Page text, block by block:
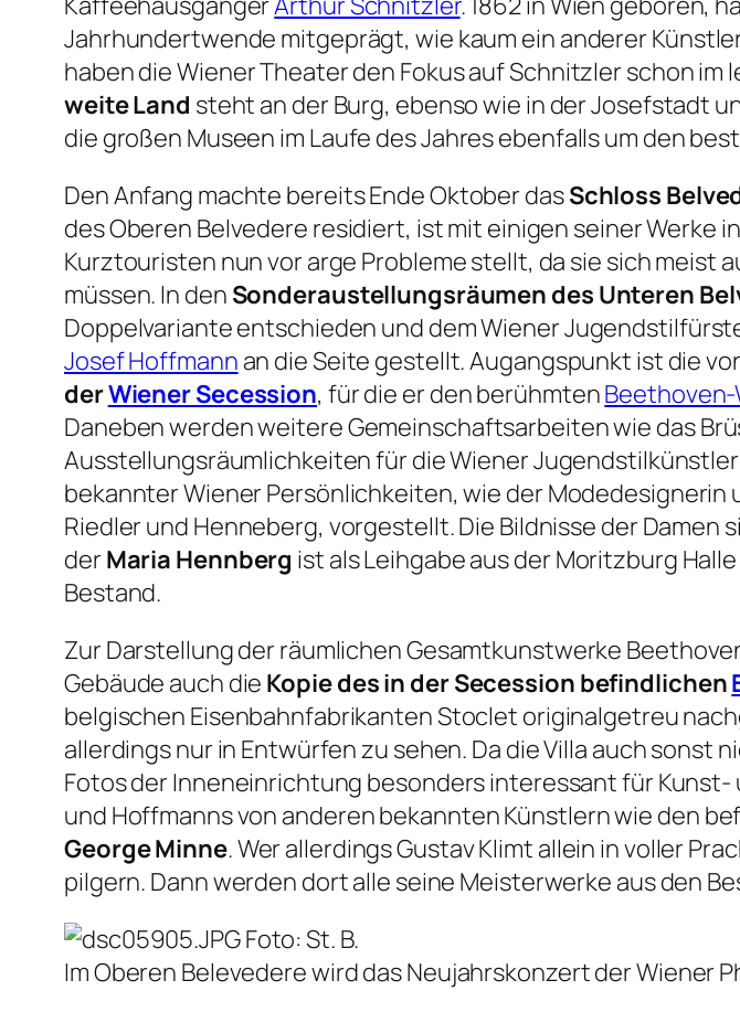
Jahrhundertwende mitgeprägt, wie kaum ein anderer
haben die Wiener Theater den Fokus auf Schnitzler schon
weite Land steht an der Burg, ebenso wie in der Josefstadt
die großen Museen im Laufe des Jahres ebenfalls um den
Den Anfang machte bereits Ende Oktober dasSchloss
des Oberen Belvedere residiert, ist mit einigen seiner Werke
Kurztouristen nun vor arge Probleme stellt, da sie sich
müssen. In den Sonderaustellungsräumen des Unteren
Doppelvariante entschieden und dem Wiener
Josef Hoffmann an die Seite gestellt. Augangspunkt ist die
derWiener Secession, für die er den berühmten
Daneben werden weitere Gemeinschaftsarbeiten wie das
Ausstellungsräumlichkeiten für die Wiener
bekannter Wiener Persönlichkeiten, wie der
Riedler und Henneberg, vorgestellt. Die Bildnisse der
der Maria Hennberg ist als Leihgabe aus der Moritzburg
Bestand.
Zur Darstellung der räumlichen Gesamtkunstwerke
Gebäude auch die Kopie des in der Secession befindlichen
belgischen Eisenbahnfabrikanten Stoclet originalgetreu
allerdings nur in Entwürfen zu sehen. Da die Villa auch
Fotos der Inneneinrichtung besonders interessant für
und Hoffmanns von anderen bekannten Künstlern wie den
George Minne. Wer allerdings Gustav Klimt allein in voller
pilgern. Dann werden dort alle seine Meisterwerke aus den
Foto: St. B.
Im Oberen Belevedere wird das Neujahrskonzert der Wiener